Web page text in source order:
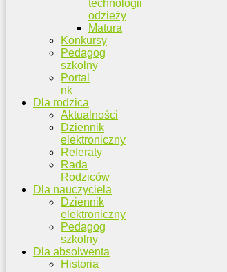
technologii
odzieży
Matura
Konkursy
Pedagog
szkolny
Portal
nk
Dla rodzica
Aktualności
Dziennik
elektroniczny
Referaty
Rada
Rodziców
Dla nauczyciela
Dziennik
elektroniczny
Pedagog
szkolny
Dla absolwenta
Historia